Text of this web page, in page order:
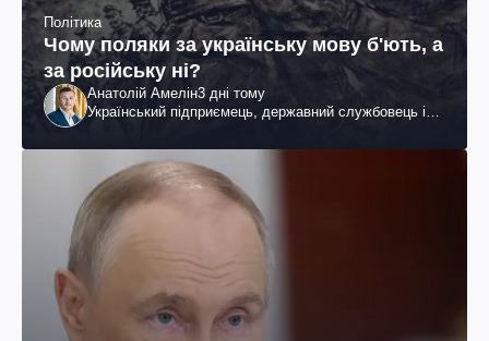
Політика
Чому поляки за українську мову б'ють, а
за російську ні?
Анатолій Амелін3 дні тому
Український підприємець, державний службовець і